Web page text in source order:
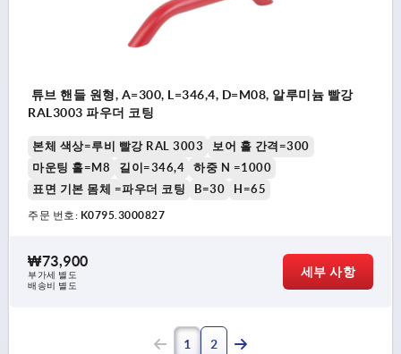
튜브 핸들 원형, A=300, L=346,4, D=M08, 알루미늄 빨강
RAL3003 파우더 코팅
본체 색상=루비 빨강 RAL 3003
보어 홀 간격=300
마운팅 홀=M8
길이=346,4
하중 N =1000
표면 기본 몸체 =파우더 코팅
B=30 H=65
주문 번호: K0795.3000827
₩73,900
부가세 별도
배송비 별도
세부 사항
1 2